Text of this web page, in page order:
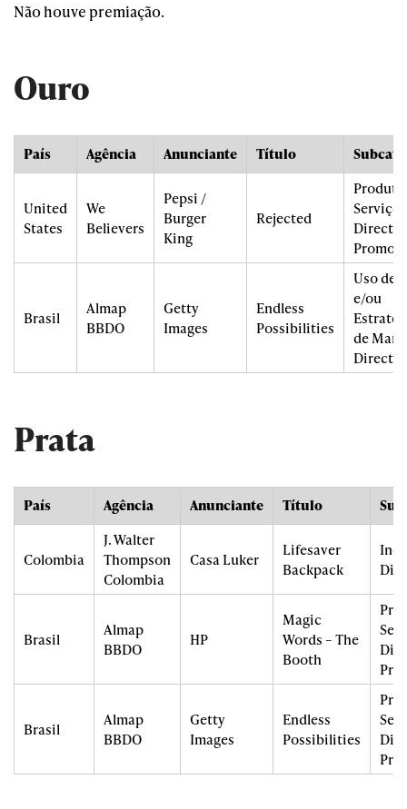
Não houve premiação.
Ouro
País Agência Anunciante Título
United
States
We
Believers
Pepsi /
Burger
King
Rejected
Direct /
Promo
Brasil
Almap
BBDO
Getty
Images
Endless
Possibilities
Uso de
e/ou
de
Direct
Prata
País Agência Anunciante Título
Colombia
J. Walter
Thompson
Colombia
Casa Luker
Lifesaver
Backpack
Brasil
Almap
BBDO
HP
Magic
Words – The
Booth
Brasil
Almap
BBDO
Getty
Images
Endless
Possibilities